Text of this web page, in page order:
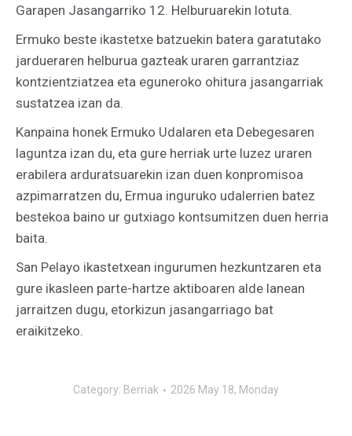
Garapen Jasangarriko 12. Helburuarekin lotuta.
Ermuko beste ikastetxe batzuekin batera garatutako
jardueraren helburua gazteak uraren garrantziaz
kontzientziatzea eta eguneroko ohitura jasangarriak
sustatzea izan da.
Kanpaina honek Ermuko Udalaren eta Debegesaren
laguntza izan du, eta gure herriak urte luzez uraren
erabilera arduratsuarekin izan duen konpromisoa
azpimarratzen du, Ermua inguruko udalerrien batez
bestekoa baino ur gutxiago kontsumitzen duen herria
baita.
San Pelayo ikastetxean ingurumen hezkuntzaren eta
gure ikasleen parte-hartze aktiboaren alde lanean
jarraitzen dugu, etorkizun jasangarriago bat
eraikitzeko.
Category: Berriak 2026 May 18, Monday